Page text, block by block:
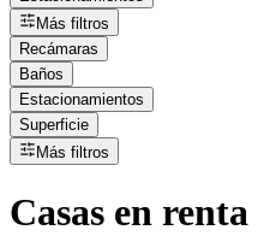
Más filtros
Recámaras
Baños
Estacionamientos
Superficie
Más filtros
Casas en renta